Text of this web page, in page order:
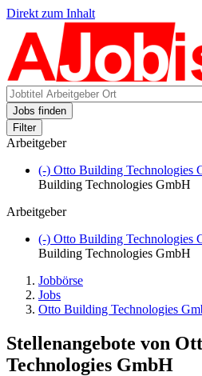
Direkt zum Inhalt
Jobs finden
Filter
Arbeitgeber
(-) Otto Building Technologies
Building Technologies GmbH
Arbeitgeber
(-) Otto Building Technologies
Building Technologies GmbH
Jobbörse
Jobs
Otto Building Technologies
Stellenangebote von
Technologies GmbH